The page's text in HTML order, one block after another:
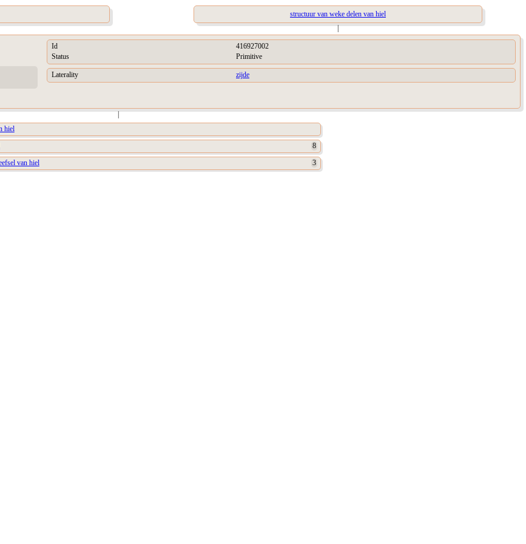
structuur van weke delen van hiel
|
Id
416927002
Status
Primitive
Laterality zijde
|
hiel
8
van hiel
3